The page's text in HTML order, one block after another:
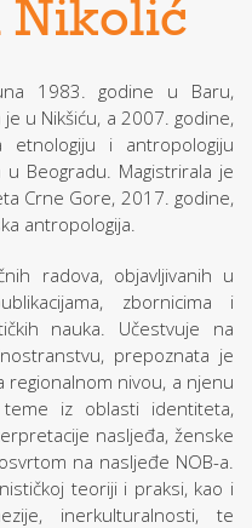
Nikolić
1983. godine u Baru,
u Nikšiću, a 2007. godine,
i antropologiju
Beogradu. Magistrirala je
Crne Gore, 2017. godine,
antropologija.
radova, objavljivanih u
zbornicima i
nauka. Učestvuje na
prepoznata je
nivou, a njenu
teme iz oblasti identiteta,
nasljeđa, ženske
na nasljeđe NOB-a.
teoriji i praksi, kao i
inerkulturalnosti, te